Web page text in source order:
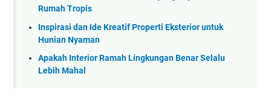
Rumah Tropis
Inspirasi dan Ide Kreatif Properti Eksterior untuk
Hunian Nyaman
Apakah Interior Ramah Lingkungan Benar Selalu
Lebih Mahal